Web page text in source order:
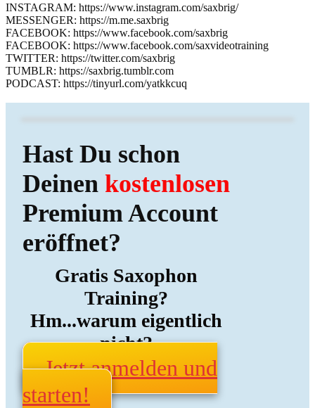
INSTAGRAM: https://www.instagram.com/saxbrig/
MESSENGER: https://m.me.saxbrig
FACEBOOK: https://www.facebook.com/saxbrig
FACEBOOK: https://www.facebook.com/saxvideotraining
TWITTER: https://twitter.com/saxbrig
TUMBLR: https://saxbrig.tumblr.com
PODCAST: https://tinyurl.com/yatkkcuq
Hast Du schon
Deinen kostenlosen
Premium Account
eröffnet?
Gratis Saxophon
Training?
Hm...warum eigentlich
nicht?
Jetzt anmelden und
starten!